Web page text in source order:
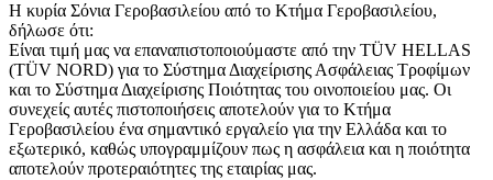
Η κυρία Σόνια Γεροβασιλείου από το Κτήμα Γεροβασιλείου,
δήλωσε ότι:
Είναι τιμή μας να επαναπιστοποιούμαστε από την TÜV HELLAS
(TÜV NORD) για το Σύστημα Διαχείρισης Ασφάλειας Τροφίμων
και το Σύστημα Διαχείρισης Ποιότητας του οινοποιείου μας. Οι
συνεχείς αυτές πιστοποιήσεις αποτελούν για το Κτήμα
Γεροβασιλείου ένα σημαντικό εργαλείο για την Ελλάδα και το
εξωτερικό, καθώς υπογραμμίζουν πως η ασφάλεια και η ποιότητα
αποτελούν προτεραιότητες της εταιρίας μας.